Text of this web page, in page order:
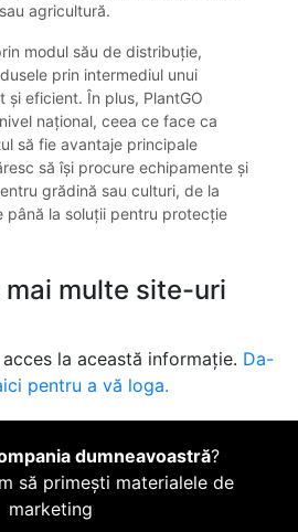
agricultură.
modul său de distribuție,
prin intermediul unui
și eficient. În plus, PlantGO
național, ceea ce face ca
să fie avantaje principale
să își procure echipamente și
grădină sau culturi, de la
până la soluții pentru protecție
multe site-uri
la această informație. Da-
pentru a vă loga.
dumneavoastră?
să primești materialele de
marketing